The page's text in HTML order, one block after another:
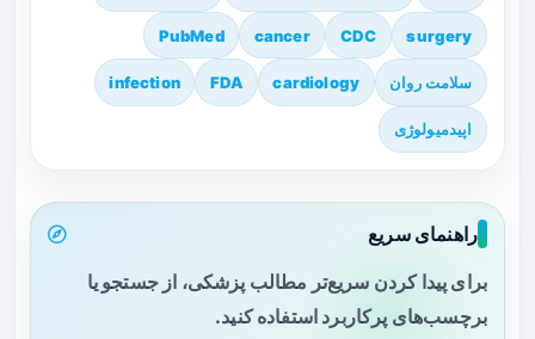
surgery
CDC
cancer
PubMed
سلامت روان cardiology
FDA
infection
اپیدمیولوژی
راهنمای سریع
برای پیدا کردن سریع‌تر مطالب پزشکی، از جستجو یا
برچسب‌های پرکاربرد استفاده کنید.